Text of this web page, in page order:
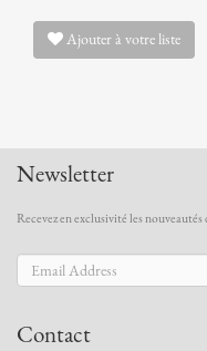
Ajouter à votre liste
Newsletter
Recevez en exclusivité les
Contact